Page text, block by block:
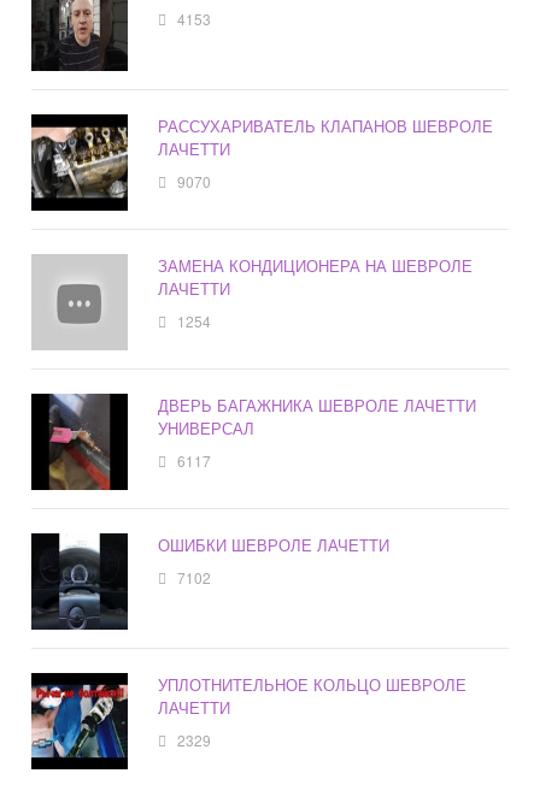
4153
РАССУХАРИВАТЕЛЬ КЛАПАНОВ ШЕВРОЛЕ
ЛАЧЕТТИ
9070
ЗАМЕНА КОНДИЦИОНЕРА НА ШЕВРОЛЕ
ЛАЧЕТТИ
1254
ДВЕРЬ БАГАЖНИКА ШЕВРОЛЕ ЛАЧЕТТИ
УНИВЕРСАЛ
6117
ОШИБКИ ШЕВРОЛЕ ЛАЧЕТТИ
7102
УПЛОТНИТЕЛЬНОЕ КОЛЬЦО ШЕВРОЛЕ
ЛАЧЕТТИ
2329